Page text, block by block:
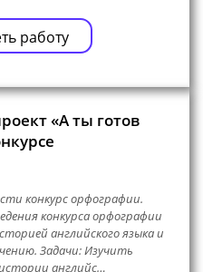
работу
«А ты готов
конкурс орфографии.
конкурса орфографии
английского языка и
Задачи: Изучить
английс…